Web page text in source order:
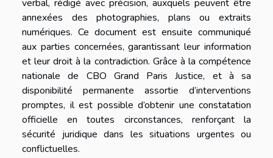
verbal, rédigé avec précision, auxquels peuvent être
annexées des photographies, plans ou extraits
numériques. Ce document est ensuite communiqué
aux parties concernées, garantissant leur information
et leur droit à la contradiction. Grâce à la compétence
nationale de CBO Grand Paris Justice, et à sa
disponibilité permanente assortie d’interventions
promptes, il est possible d’obtenir une constatation
officielle en toutes circonstances, renforçant la
sécurité juridique dans les situations urgentes ou
conflictuelles.